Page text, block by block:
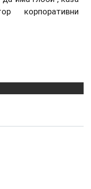
корпоративни